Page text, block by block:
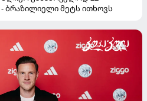
ბრაზილიელი მეტს ითხოვს